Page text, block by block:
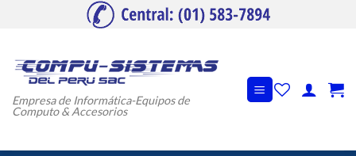
Empresa de Informática-Equipos de
Computo & Accesorios